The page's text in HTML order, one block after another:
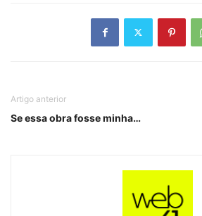
Artigo anterior
Se essa obra fosse minha…